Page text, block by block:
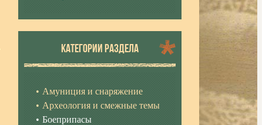
КАТЕГОРИИ РАЗДЕЛА
Амуниция и снаряжение
Археология и смежные темы
Боеприпасы